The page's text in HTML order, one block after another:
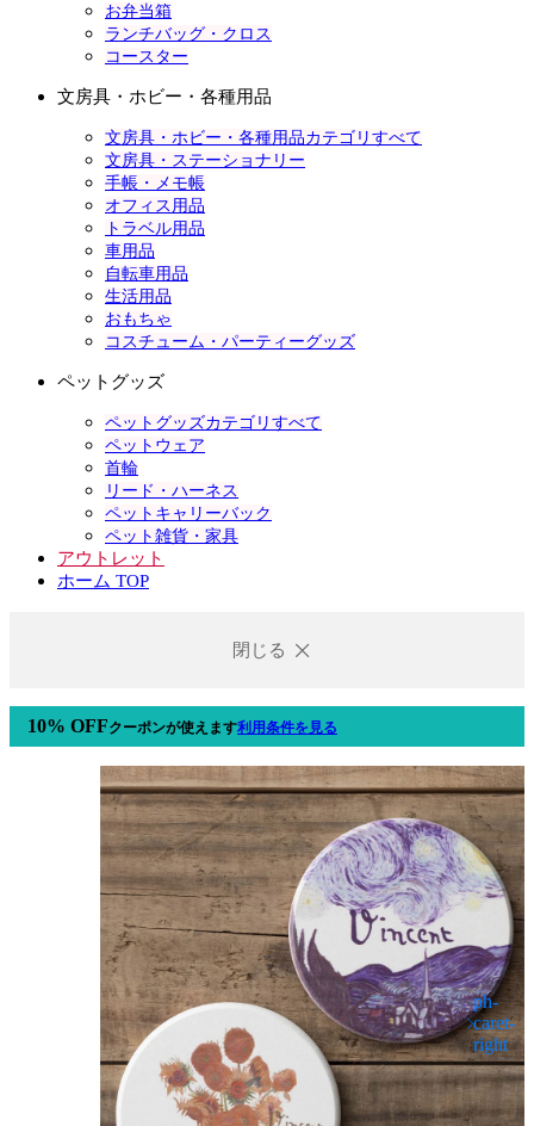
お弁当箱
ランチバッグ・クロス
コースター
文房具・ホビー・各種用品
文房具・ホビー・各種用品カテゴリすべて
文房具・ステーショナリー
手帳・メモ帳
オフィス用品
トラベル用品
車用品
自転車用品
生活用品
おもちゃ
コスチューム・パーティーグッズ
ペットグッズ
ペットグッズカテゴリすべて
ペットウェア
首輪
リード・ハーネス
ペットキャリーバック
ペット雑貨・家具
アウトレット
ホーム TOP
閉じる
10% OFFクーポンが使えます利用条件を見る